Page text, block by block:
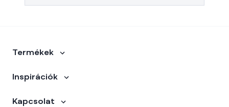
Termékek
Inspirációk
Kapcsolat